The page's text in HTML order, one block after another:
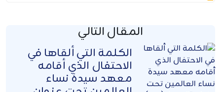
المقال التالي
الكلمة التي ألقاها في
الاحتفال الذي أقامه
معهد سيدة نساء